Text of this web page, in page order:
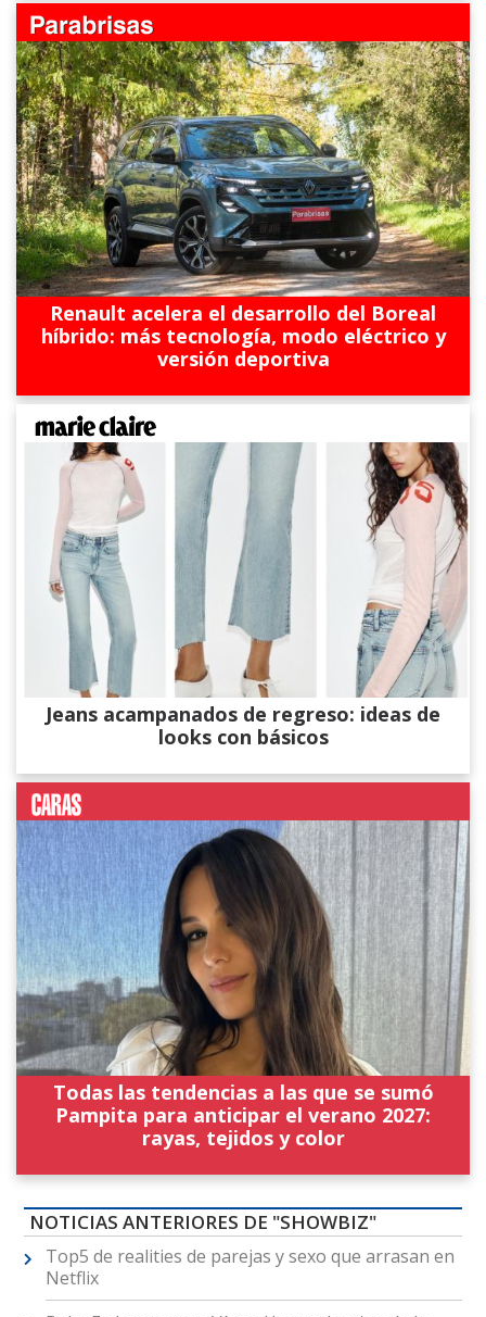
Renault acelera el desarrollo del Boreal
híbrido: más tecnología, modo eléctrico y
versión deportiva
Jeans acampanados de regreso: ideas de
looks con básicos
Todas las tendencias a las que se sumó
Pampita para anticipar el verano 2027:
rayas, tejidos y color
NOTICIAS ANTERIORES DE "SHOWBIZ"
Top5 de realities de parejas y sexo que arrasan en
Netflix